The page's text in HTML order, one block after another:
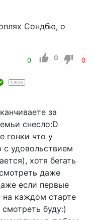
Сондбю, о
0 0 0
17635
за
снесло:D
гонки что у
удовольствием
хотя бегать
даже
если первые
каждом старте
буду:)